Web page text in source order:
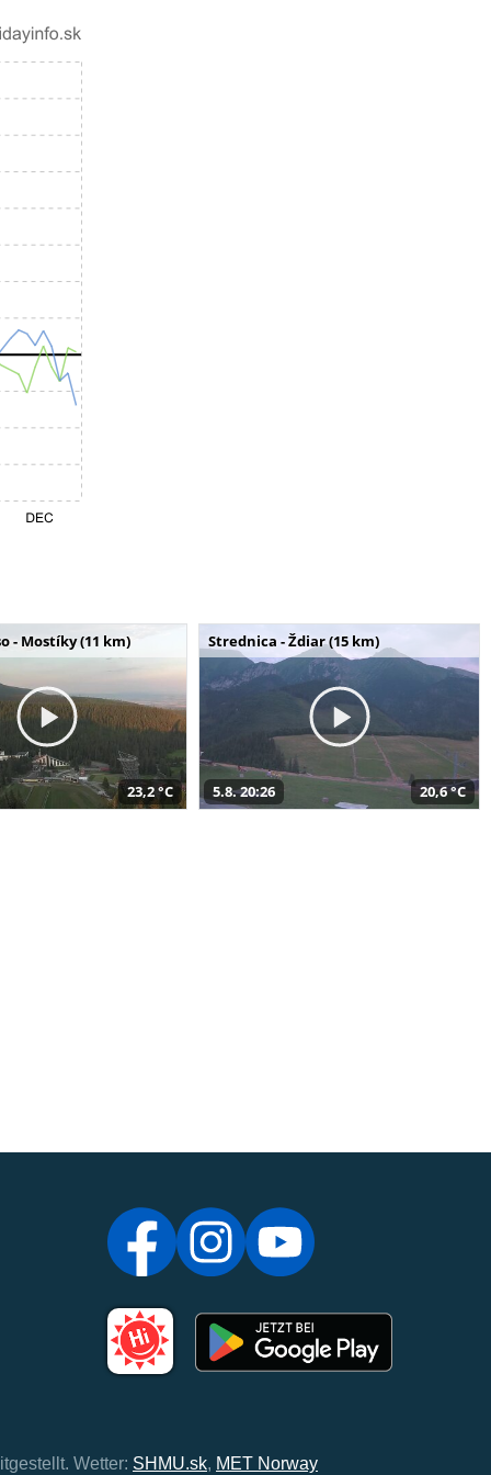
- Mostíky (11 km)
23,2 °C
Strednica - Ždiar (15 km)
5.8. 20:26 20,6 °C
Wetter: SHMU.sk, MET Norway